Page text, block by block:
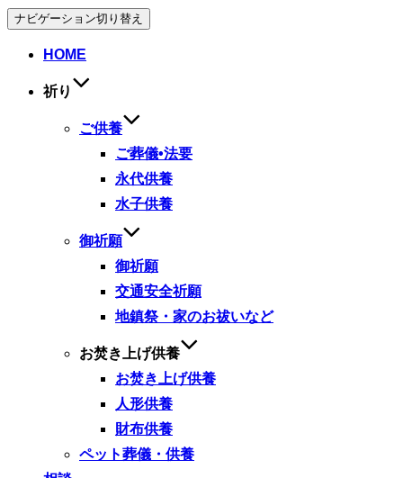
ナビゲーション切り替え
HOME
祈り
ご供養
ご葬儀•法要
永代供養
水子供養
御祈願
御祈願
交通安全祈願
地鎮祭・家のお祓いなど
お焚き上げ供養
お焚き上げ供養
人形供養
財布供養
ペット葬儀・供養